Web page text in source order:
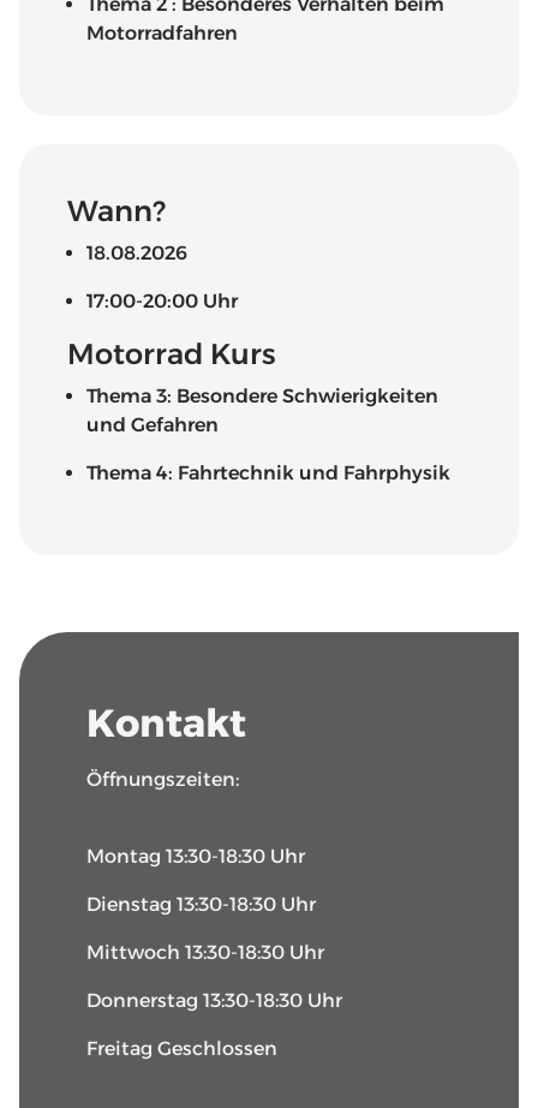
Motorradfahren
Wann?
18.08.2026
17:00-20:00 Uhr
Motorrad Kurs
Thema 3: Besondere Schwierigkeiten
und Gefahren
Thema 4: Fahrtechnik und Fahrphysik
Kontakt
Öffnungszeiten:
Montag 13:30-18:30 Uhr
Dienstag 13:30-18:30 Uhr
Mittwoch 13:30-18:30 Uhr
Donnerstag 13:30-18:30 Uhr
Freitag Geschlossen